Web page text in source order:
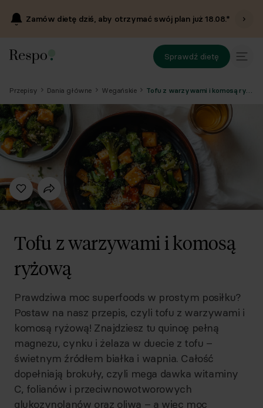
Zamów dietę dziś, aby otrzymać swój plan już18.08.*
Sprawdź dietę
Przepisy Dania główne Wegańskie
Tofu z warzywami i komosą
ryżową
Prawdziwa moc superfoods w prostym posiłku?
Postaw na nasz przepis, czyli tofu z warzywami i
komosą ryżową! Znajdziesz tu quinoę pełną
magnezu, cynku i żelaza w duecie z tofu –
świetnym źródłem białka i wapnia. Całość
dopełniają brokuły, czyli mega dawka witaminy
C, folianów i przeciwnowotworowych
glukozynolanów oraz oliwa – a więc moc